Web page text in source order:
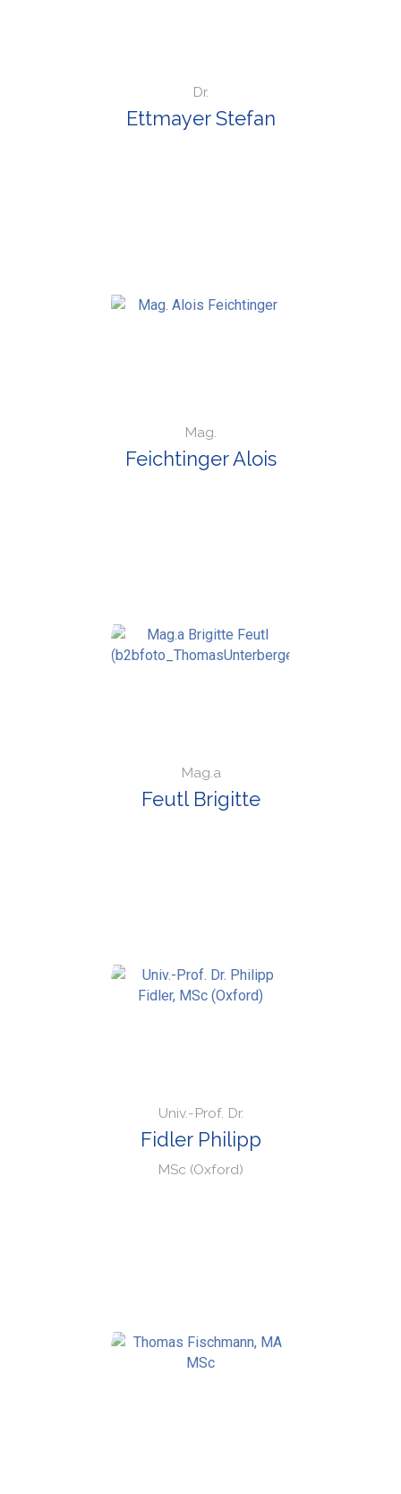
Dr.
Ettmayer Stefan
Mag.
Feichtinger Alois
Mag.a
Feutl Brigitte
Univ.-Prof. Dr.
Fidler Philipp
MSc (Oxford)